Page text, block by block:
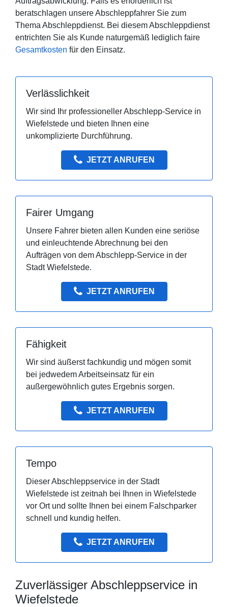
beratschlagen unsere Abschleppfahrer Sie zum
Thema Abschleppdienst. Bei diesem Abschleppdienst
entrichten Sie als Kunde naturgemäß lediglich faire
Gesamtkosten für den Einsatz.
Verlässlichkeit
Wir sind Ihr professioneller Abschlepp-Service in
Wiefelstede und bieten Ihnen eine
unkomplizierte Durchführung.
JETZT ANRUFEN
Fairer Umgang
Unsere Fahrer bieten allen Kunden eine seriöse
und einleuchtende Abrechnung bei den
Aufträgen von dem Abschlepp-Service in der
Stadt Wiefelstede.
JETZT ANRUFEN
Fähigkeit
Wir sind äußerst fachkundig und mögen somit
bei jedwedem Arbeitseinsatz für ein
außergewöhnlich gutes Ergebnis sorgen.
JETZT ANRUFEN
Tempo
Dieser Abschleppservice in der Stadt
Wiefelstede ist zeitnah bei Ihnen in Wiefelstede
vor Ort und sollte Ihnen bei einem Falschparker
schnell und kundig helfen.
JETZT ANRUFEN
Zuverlässiger Abschleppservice in
Wiefelstede